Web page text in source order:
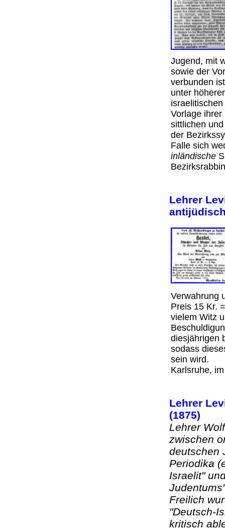
Jugend, mit
sowie der
verbunden
unter
Vorlage
sittlichen
der
Falle sich
inländische
Lehrer
Verwahrung
Preis 15 Kr.
vielem Witz
diesjährigen
sodass
sein wird.
Karlsruhe,
Lehrer
(1875)
Lehrer
zwischen
deutschen
Periodika
Israelit"
Freilich
"Deutsch-
kritisch